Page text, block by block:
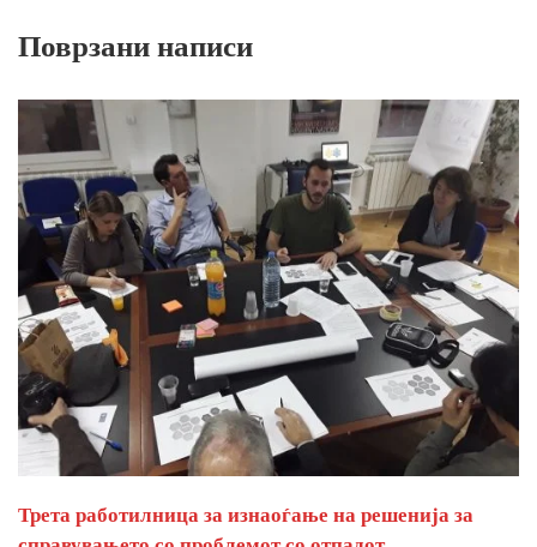
Поврзани написи
Трета работилница за изнаоѓање на решенија за